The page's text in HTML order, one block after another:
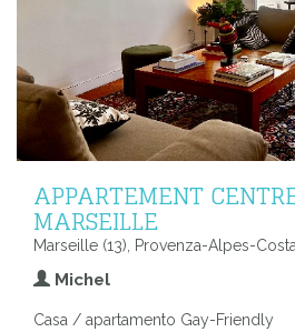
APPARTEMENT
MARSEILLE
Marseille (13), Provenza-Alpes-
Michel
Casa / apartamento Gay-Friendly